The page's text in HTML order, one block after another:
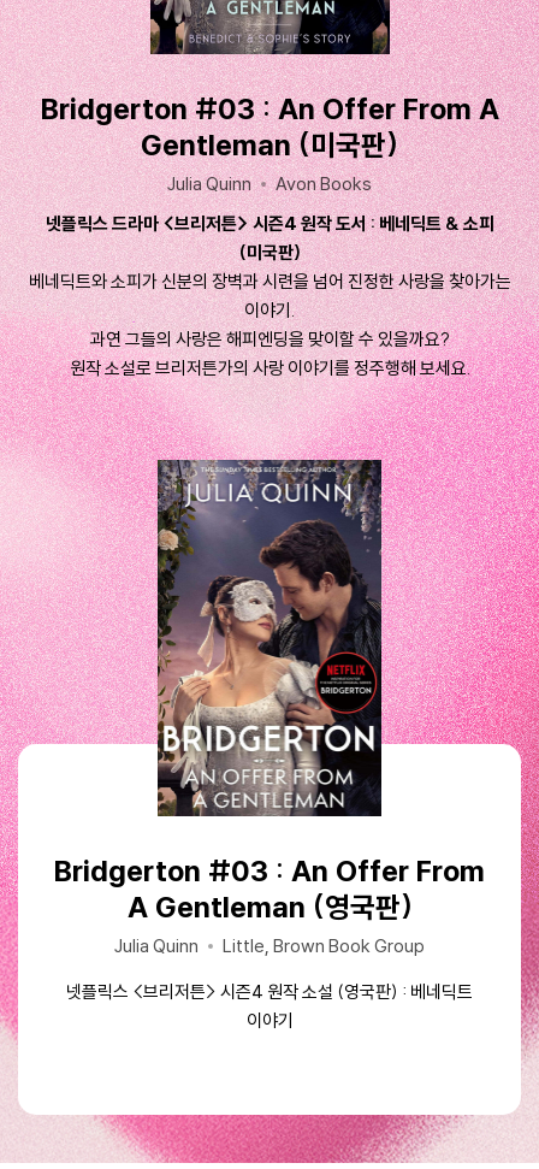
Bridgerton #03 : An Offer From A
Gentleman (미국판)
Julia Quinn
Avon Books
넷플릭스 드라마 <브리저튼> 시즌4 원작 도서 : 베네딕트 & 소피
(미국판)
베네딕트와 소피가 신분의 장벽과 시련을 넘어 진정한 사랑을 찾아가는
이야기.
과연 그들의 사랑은 해피엔딩을 맞이할 수 있을까요?
원작 소설로 브리저튼가의 사랑 이야기를 정주행해 보세요.
Bridgerton #03 : An Offer From
A Gentleman (영국판)
Julia Quinn
Little, Brown Book Group
넷플릭스 <브리저튼> 시즌4 원작 소설 (영국판) : 베네딕트
이야기
Bridgerton #01 : The Duke and I
넷플릭스 '브리저튼' 원작소설
Julia Quinn
Piatkus Books
넷플릭스 <브리저튼> 시즌1 원작 소설 (영국판) : 다프네 이야기
Bridgerton #02 : The Viscount
Who Loved Me (Bridgertons
Book 2)
Julia Quinn
Little, Brown Book Group
넷플릭스 <브리저튼> 시즌2 원작 소설 (영국판) : 앤서니 이야기
Bridgerton #04 : Romancing Mr
Bridgerton : 넷플릭스 '브리저튼'
원작소설
Julia Quinn
Piatkus Books
넷플릭스 <브리저튼> 시즌3 원작 소설 (영국판) : 콜린 이야기
Bridgerton #03 : An Offer From
A Gentleman (영국판)
Julia Quinn
Little, Brown Book Group
넷플릭스 <브리저튼> 시즌4 원작 소설 (영국판) : 베네딕트
이야기
Bridgerton #01 : The Duke and I
넷플릭스 '브리저튼' 원작소설
Julia Quinn
Piatkus Books
넷플릭스 <브리저튼> 시즌1 원작 소설 (영국판) : 다프네 이야기